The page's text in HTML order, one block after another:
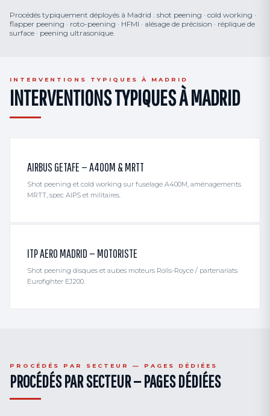
Procédés typiquement déployés à Madrid : shot peening · cold working ·
flapper peening · roto-peening · HFMI · alésage de précision · réplique de
surface · peening ultrasonique.
INTERVENTIONS TYPIQUES À MADRID
INTERVENTIONS TYPIQUES À MADRID
AIRBUS GETAFE — A400M & MRTT
Shot peening et cold working sur fuselage A400M, aménagements
MRTT, spec AIPS et militaires.
ITP AERO MADRID — MOTORISTE
Shot peening disques et aubes moteurs Rolls-Royce / partenariats
Eurofighter EJ200.
PROCÉDÉS PAR SECTEUR — PAGES DÉDIÉES
PROCÉDÉS PAR SECTEUR — PAGES DÉDIÉES